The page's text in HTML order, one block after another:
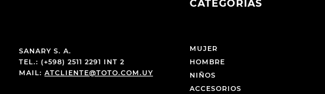
SANARY S. A.
TEL.: (+598) 2511 2291 INT 2
MAIL: ATCLIENTE@TOTO.COM.UY
CATEGORÍAS
MUJER
HOMBRE
NIÑOS
ACCESORIOS